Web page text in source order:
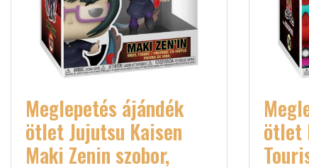
Meglepetés ájándék
ötlet Jujutsu Kaisen
Maki Zenin szobor,
ötlet